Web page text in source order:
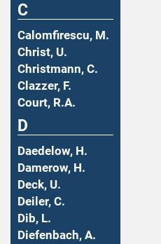
C
Calomfirescu, M.
Christ, U.
Christmann, C.
Clazzer, F.
Court, R.A.
D
Daedelow, H.
Damerow, H.
Deck, U.
Deiler, C.
Dib, L.
Diefenbach, A.